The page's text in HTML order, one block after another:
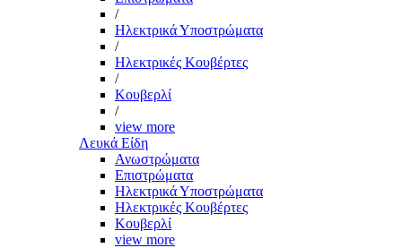
/
Ηλεκτρικά Υποστρώματα
/
Ηλεκτρικές Κουβέρτες
/
Κουβερλί
/
view more
Λευκά Είδη
Ανωστρώματα
Επιστρώματα
Ηλεκτρικά Υποστρώματα
Ηλεκτρικές Κουβέρτες
Κουβερλί
view more